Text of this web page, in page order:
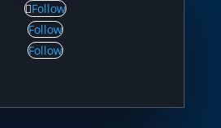
Follow
Follow
Follow